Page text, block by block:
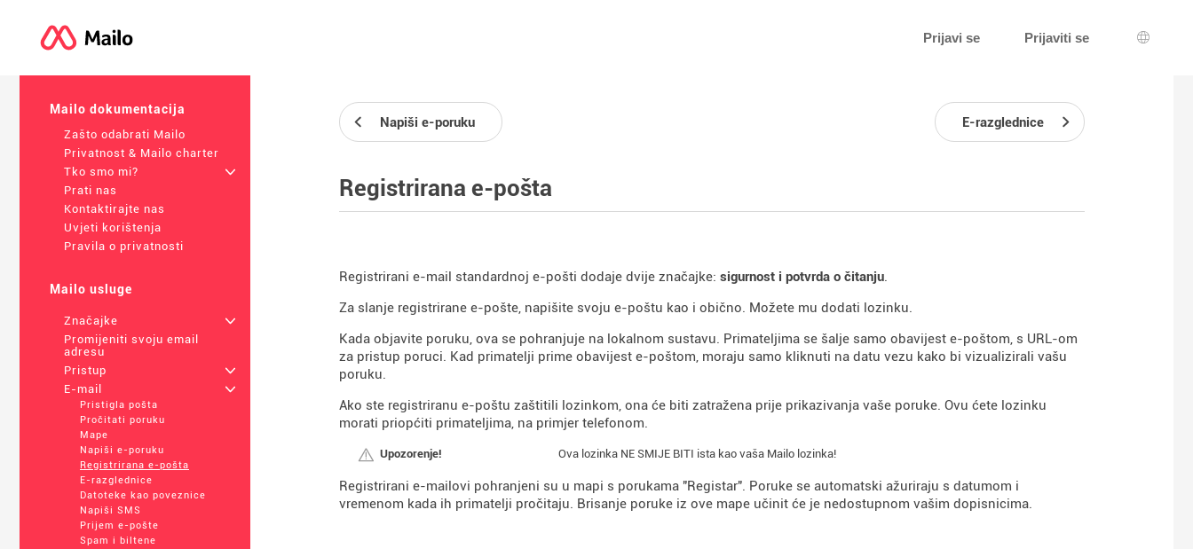
Prijavi se Prijaviti se
Izbor
Mailo dokumentacija
Zašto odabrati Mailo
Privatnost & Mailo charter
Tko smo mi?
+
Prati nas
Kontaktirajte nas
Uvjeti korištenja
Pravila o privatnosti
Mailo usluge
Značajke
+
Promijeniti svoju email
adresu
Pristup
+
E-mail
+
Pristigla pošta
Pročitati poruku
Mape
Napiši e-poruku
Registrirana e-pošta
E-razglednice
Datoteke kao poveznice
Napiši SMS
Prijem e-pošte
Spam i biltene
Napiši e-poruku E-razglednice
Registrirana e-pošta
Registrirani e-mail standardnoj e-pošti dodaje dvije značajke: sigurnost i potvrda o čitanju.
Za slanje registrirane e-pošte, napišite svoju e-poštu kao i obično. Možete mu dodati lozinku.
Kada objavite poruku, ova se pohranjuje na lokalnom sustavu. Primateljima se šalje samo obavijest e-poštom, s URL-om
za pristup poruci. Kad primatelji prime obavijest e-poštom, moraju samo kliknuti na datu vezu kako bi vizualizirali vašu
poruku.
Ako ste registriranu e-poštu zaštitili lozinkom, ona će biti zatražena prije prikazivanja vaše poruke. Ovu ćete lozinku
morati priopćiti primateljima, na primjer telefonom.
Upozorenje! Ova lozinka NE SMIJE BITI ista kao vaša Mailo lozinka!
Registrirani e-mailovi pohranjeni su u mapi s porukama "Registar". Poruke se automatski ažuriraju s datumom i
vremenom kada ih primatelji pročitaju. Brisanje poruke iz ove mape učinit će je nedostupnom vašim dopisnicima.